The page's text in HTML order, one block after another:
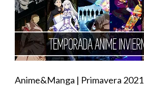
Anime&Manga | Primavera 2021